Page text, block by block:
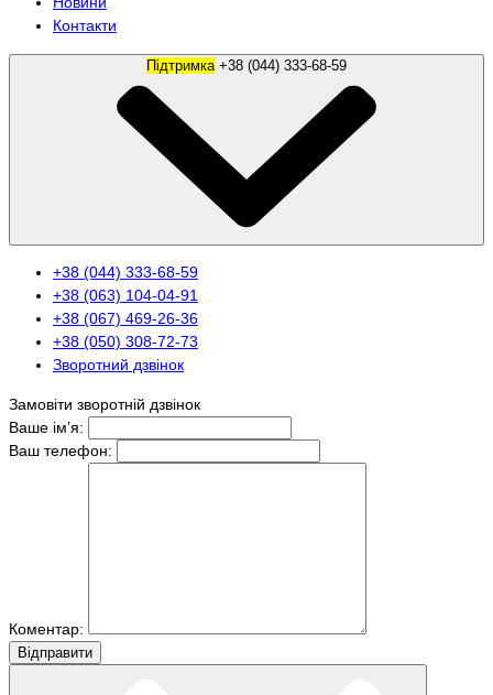
Контакти
Підтримка
+38 (044) 333-68-59
+38 (063) 104-04-91
+38 (067) 469-26-36
+38 (050) 308-72-73
Зворотний дзвінок
Замовіти зворотній дзвінок
Ваше ім’я:
Ваш телефон:
Коментар:
Вiдправити